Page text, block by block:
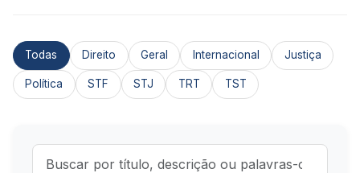
Todas Direito Geral Internacional Justiça
Política STF STJ TRT TST
Buscar notícias